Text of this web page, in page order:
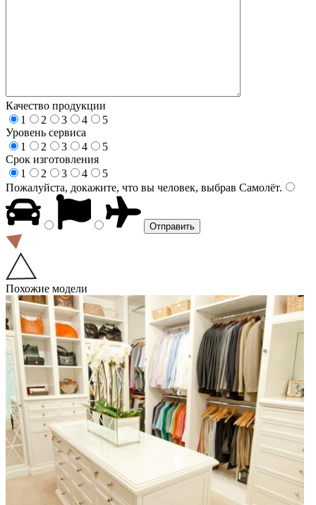
Качество продукции
1
2 3 4
5
Уровень сервиса
1
2 3 4
5
Срок изготовления
1
2 3 4
5
Пожалуйста, докажите, что вы человек, выбрав Самолёт.
Похожие модели